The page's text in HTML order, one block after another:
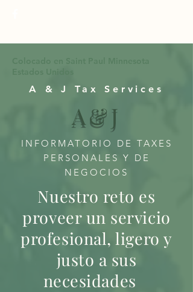
A & J Tax Services
A&J
INFORMATORIO DE TAXES
PERSONALES Y DE
NEGOCIOS
Nuestro reto es
proveer un servicio
profesional, ligero y
justo a sus
necesidades